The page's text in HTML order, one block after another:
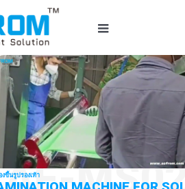
การนำ
ทาง
เท้า
AF-
งขึ้นรูปรองเท้า